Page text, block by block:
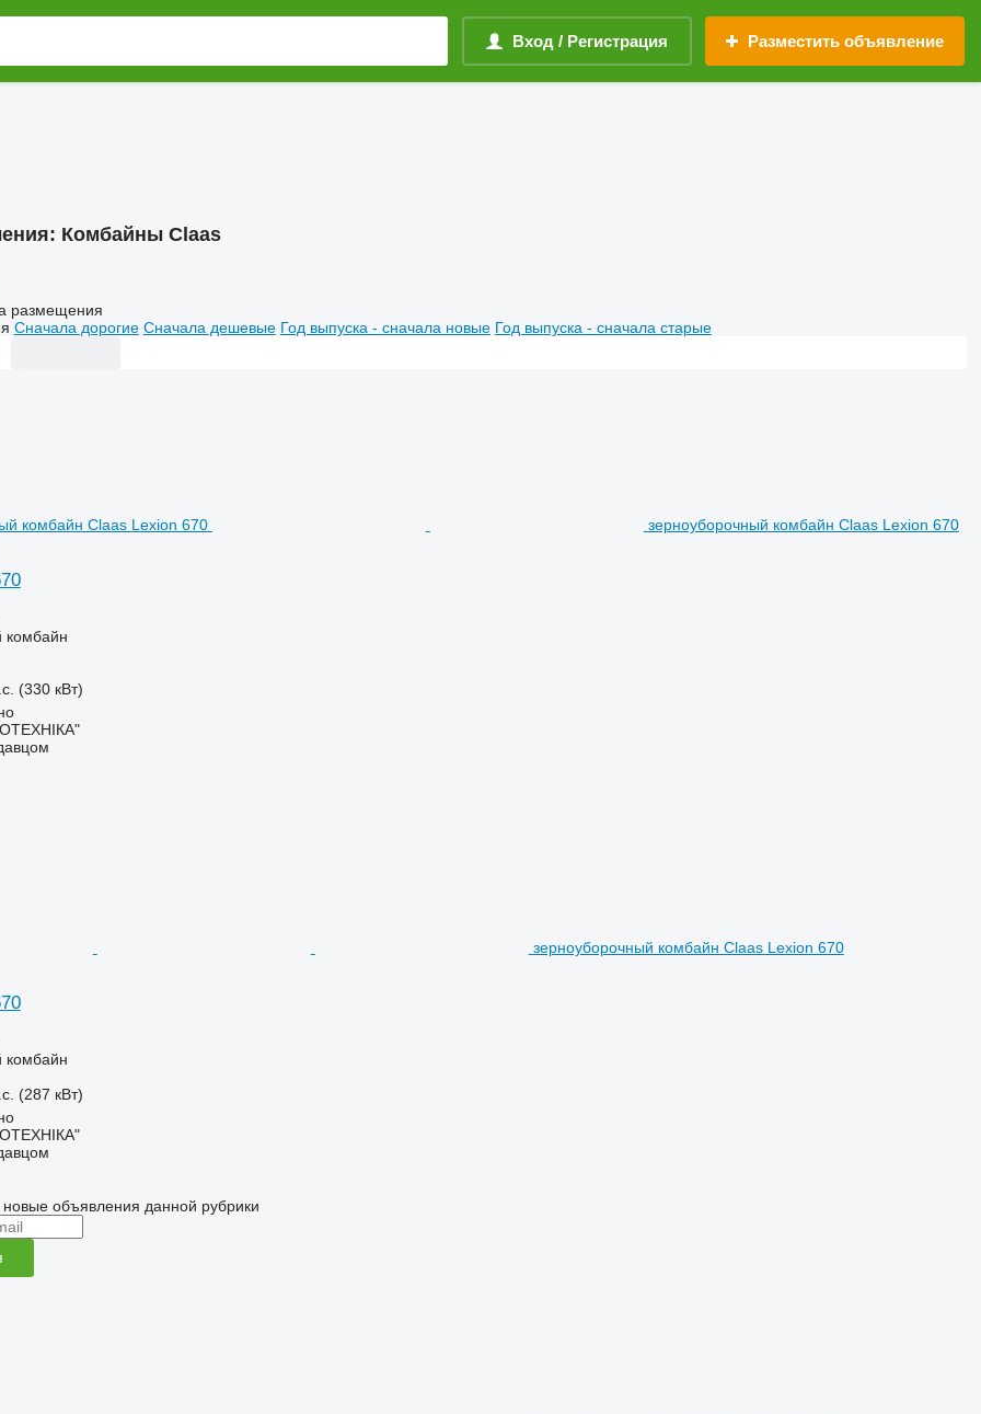
Вход / Регистрация Разместить объявление
Комбайны Claas
размещения
Сначала дорогие Сначала дешевые Год выпуска - сначала новые Год выпуска - сначала старые
зерноуборочный комбайн Claas Lexion 670
комбайн
(330 кВт)
зерноуборочный комбайн Claas Lexion 670
комбайн
(287 кВт)
объявления данной рубрики